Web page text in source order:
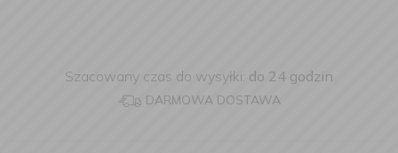
Szacowany czas do wysyłki: do 24 godzin
DARMOWA DOSTAWA